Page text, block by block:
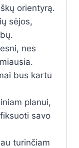
orientyrą.
sėjos,
nes
bus kartu
planui,
savo
turinčiam